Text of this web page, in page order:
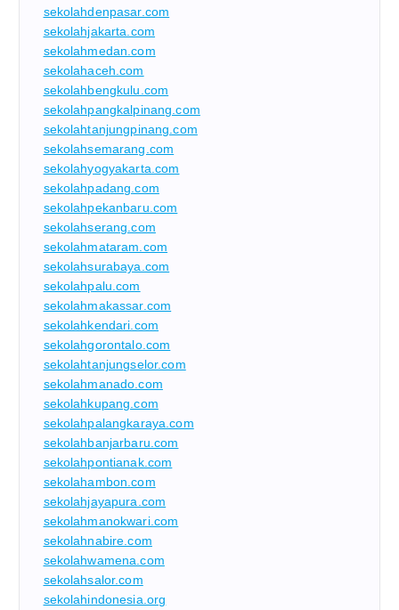
sekolahdenpasar.com
sekolahjakarta.com
sekolahmedan.com
sekolahaceh.com
sekolahbengkulu.com
sekolahpangkalpinang.com
sekolahtanjungpinang.com
sekolahsemarang.com
sekolahyogyakarta.com
sekolahpadang.com
sekolahpekanbaru.com
sekolahserang.com
sekolahmataram.com
sekolahsurabaya.com
sekolahpalu.com
sekolahmakassar.com
sekolahkendari.com
sekolahgorontalo.com
sekolahtanjungselor.com
sekolahmanado.com
sekolahkupang.com
sekolahpalangkaraya.com
sekolahbanjarbaru.com
sekolahpontianak.com
sekolahambon.com
sekolahjayapura.com
sekolahmanokwari.com
sekolahnabire.com
sekolahwamena.com
sekolahsalor.com
sekolahindonesia.org